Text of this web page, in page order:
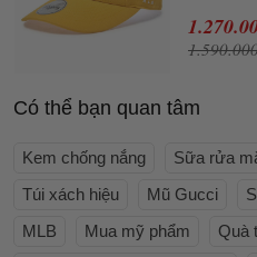
Có thể bạn quan tâm
Kem chống nắng Sữa rửa
Túi xách hiệu
Mũ Gucci
MLB
Mua mỹ phẩm Quà